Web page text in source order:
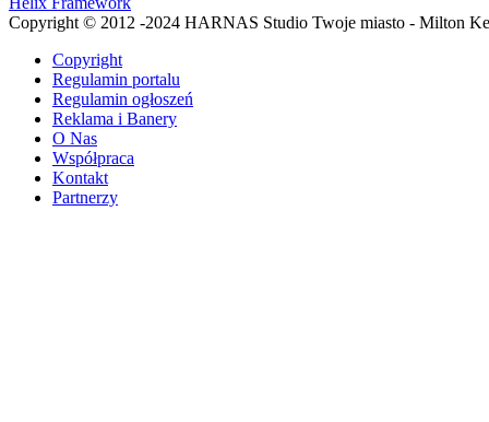
Copyright © 2012 -2024 HARNAS Studio Twoje miasto - Milton
Copyright
Regulamin portalu
Regulamin ogłoszeń
Reklama i Banery
O Nas
Współpraca
Kontakt
Partnerzy